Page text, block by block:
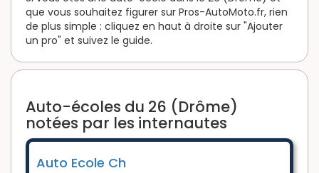
que vous souhaitez figurer sur Pros-AutoMoto.fr, rien
de plus simple : cliquez en haut à droite sur "Ajouter
un pro" et suivez le guide.
Auto-écoles du 26 (Drôme)
notées par les internautes
Auto Ecole Ch